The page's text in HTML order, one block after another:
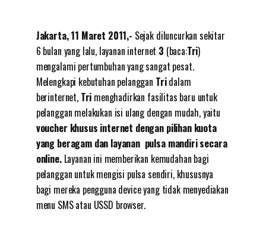
Jakarta, 11 Maret 2011,- Sejak diluncurkan sekitar
6 bulan yang lalu, layanan internet 3 (baca:Tri)
mengalami pertumbuhan yang sangat pesat.
Melengkapi kebutuhan pelanggan Tridalam
berinternet, Tri menghadirkan fasilitas baru untuk
pelanggan melakukan isi ulang dengan mudah, yaitu
voucher khusus internet dengan pilihan kuota
yang beragam dan layanan pulsa mandiri secara
online. Layanan ini memberikan kemudahan bagi
pelanggan untuk mengisi pulsa sendiri, khususnya
bagi mereka pengguna device yang tidak menyediakan
menu SMS atau USSD browser.